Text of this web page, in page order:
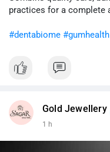
cân nhắc giảm tỷ trọng
practices for a complete
#dentabiome #gumhealth
Gold Jewellery
1 h